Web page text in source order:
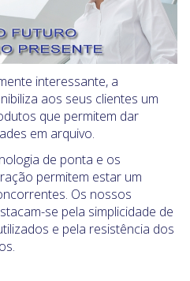
interessante, a
aos seus clientes um
que permitem dar
em arquivo.
de ponta e os
permitem estar um
Os nossos
se pela simplicidade de
e pela resistência dos